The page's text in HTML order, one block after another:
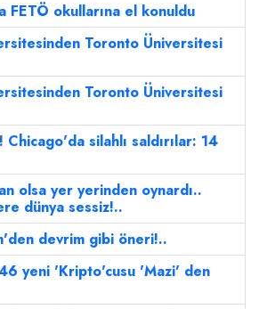
FETÖ okullarına el konuldu
Toronto Üniversitesi
Toronto Üniversitesi
Chicago'da silahlı saldırılar: 14
olsa yer yerinden oynardı..
dünya sessiz!..
devrim gibi öneri!..
yeni 'Kripto'cusu 'Mazi' den